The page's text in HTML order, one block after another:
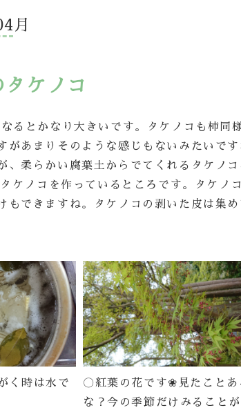
月
ケノコ
るとかなり大きいです。タケノコも柿同
があまりそのような感じもないみたいで
、柔らかい腐葉土からでてくれるタケノ
ケノコを作っているところです。タケノ
もできますね。タケノコの剥いた皮は集
く時は水で
〇紅葉の花です❀見たことあ
な？今の季節だけみること